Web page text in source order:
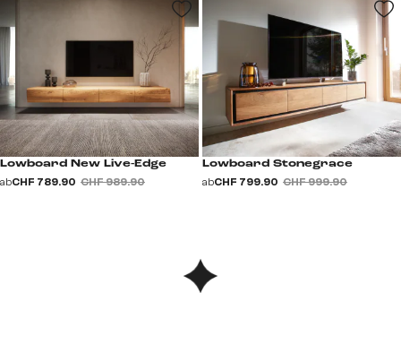
Lowboard New Live-Edge
abCHF 789.90 CHF 989.90
Lowboard Stonegrace
abCHF 799.90 CHF 999.90